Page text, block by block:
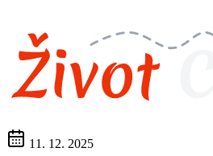
11. 12. 2025